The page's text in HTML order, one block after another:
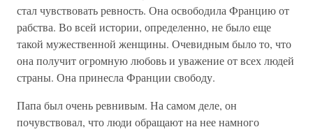
стал чувствовать ревность. Она освободила Францию от
рабства. Во всей истории, определенно, не было еще
такой мужественной женщины. Очевидным было то, что
она получит огромную любовь и уважение от всех людей
страны. Она принесла Франции свободу.
Папа был очень ревнивым. На самом деле, он
почувствовал, что люди обращают на нее намного